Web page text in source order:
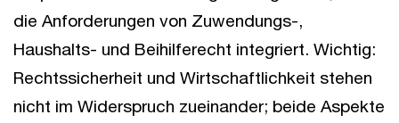
die Anforderungen von Zuwendungs-,
Haushalts- und Beihilferecht integriert. Wichtig:
Rechtssicherheit und Wirtschaftlichkeit stehen
nicht im Widerspruch zueinander; beide Aspekte